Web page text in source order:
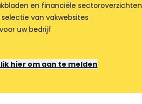
en financiële sectoroverzichten
van vakwebsites
voor uw bedrijf
hier om aan te melden